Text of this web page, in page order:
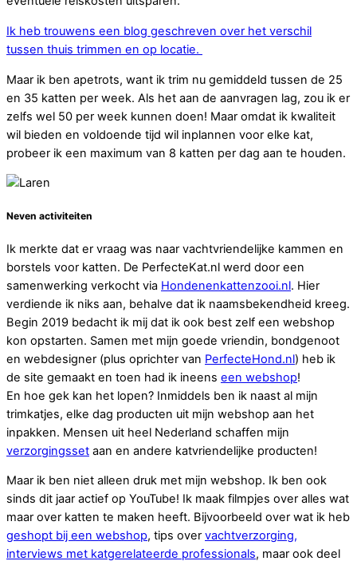
Ik heb trouwens een blog geschreven over het verschil
tussen thuis trimmen en op locatie.
Maar ik ben apetrots, want ik trim nu gemiddeld tussen de 25
en 35 katten per week. Als het aan de aanvragen lag, zou ik er
zelfs wel 50 per week kunnen doen! Maar omdat ik kwaliteit
wil bieden en voldoende tijd wil inplannen voor elke kat,
probeer ik een maximum van 8 katten per dag aan te houden.
Neven activiteiten
Ik merkte dat er vraag was naar vachtvriendelijke kammen en
borstels voor katten. De PerfecteKat.nl werd door een
samenwerking verkocht via Hondenenkattenzooi.nl. Hier
verdiende ik niks aan, behalve dat ik naamsbekendheid kreeg.
Begin 2019 bedacht ik mij dat ik ook best zelf een webshop
kon opstarten. Samen met mijn goede vriendin, bondgenoot
en webdesigner (plus oprichter van PerfecteHond.nl) heb ik
de site gemaakt en toen had ik ineens een webshop!
En hoe gek kan het lopen? Inmiddels ben ik naast al mijn
trimkatjes, elke dag producten uit mijn webshop aan het
inpakken. Mensen uit heel Nederland schaffen mijn
verzorgingsset aan en andere katvriendelijke producten!
Maar ik ben niet alleen druk met mijn webshop. Ik ben ook
sinds dit jaar actief op YouTube! Ik maak filmpjes over alles wat
maar over katten te maken heeft. Bijvoorbeeld over wat ik heb
geshopt bij een webshop, tips over vachtverzorging,
interviews met katgerelateerde professionals, maar ook deel